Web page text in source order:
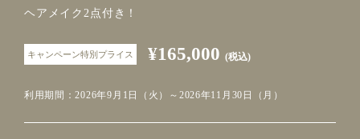
ヘアメイク2点付き！
キャンペーン特別プライス ¥165,000 (税込)
利用期間：2026年9月1日（火）～2026年11月30日（月）